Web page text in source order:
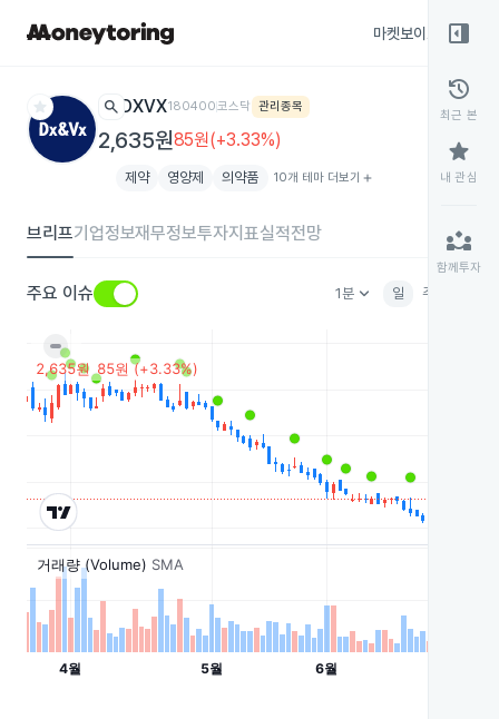
마켓보이스
star search DXVX180400코스닥 관리종목
2,635원85원(+3.33%)
제약 영양제 의약품 10개 테마 더보기 add
브리프기업정보재무정보투자지표실적전망
주요 이슈 1분keyboard_arrow_down 일 주
right_panel_open
history
최근 본
star
내 관심
partner_exchange
함께투자